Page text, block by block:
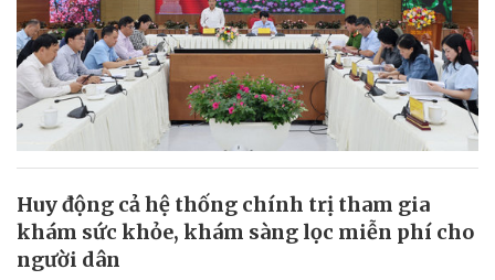
Huy động cả hệ thống chính trị tham gia
khám sức khỏe, khám sàng lọc miễn phí cho
người dân